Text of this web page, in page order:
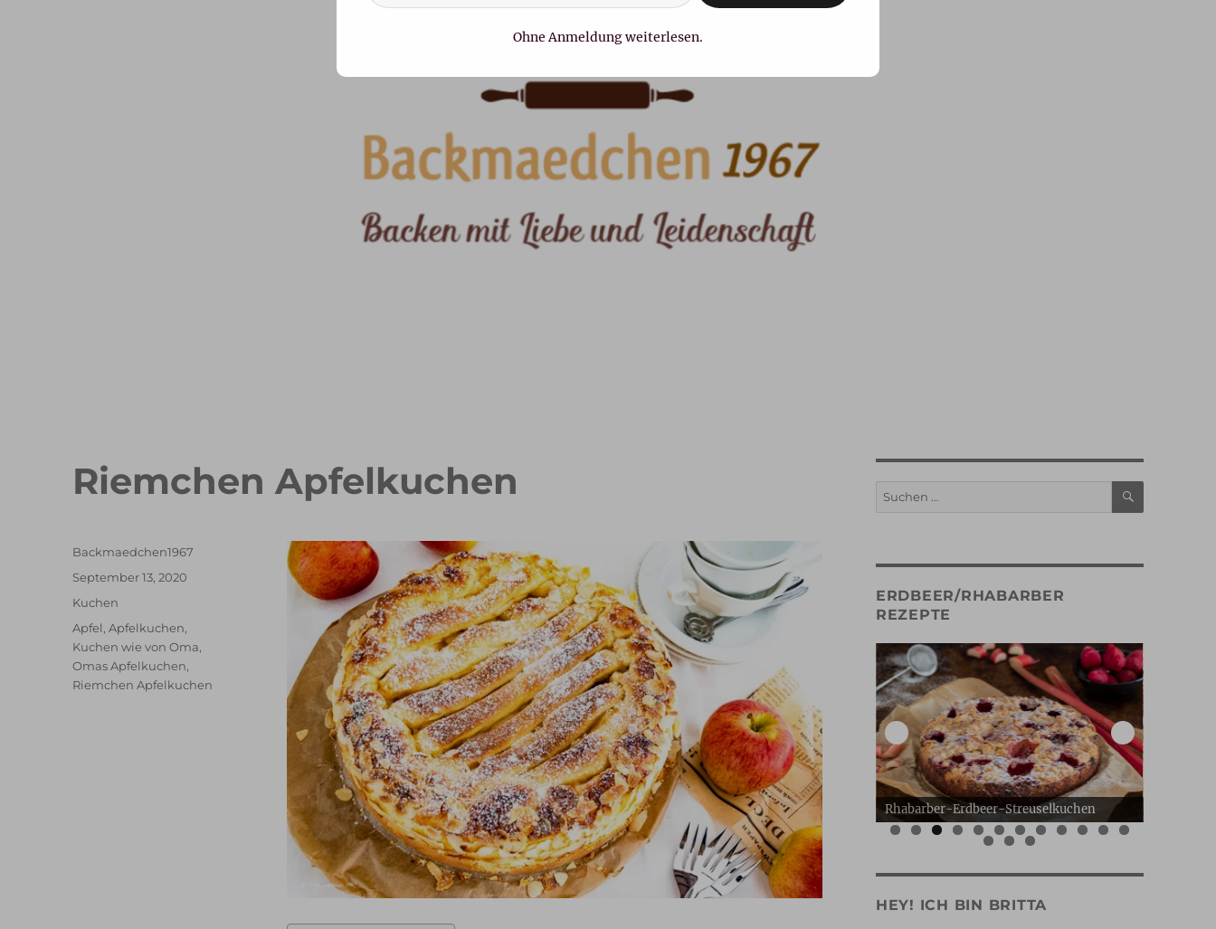
Riemchen Apfelkuchen
Autor
Backmaedchen1967
Veröffentlicht
September 13, 2020
Kategorien
Kuchen
Schlagwörter
Apfel,Apfelkuchen,
Kuchen wie von Oma,
Omas Apfelkuchen,
Riemchen Apfelkuchen
Suche
SUCHEN
ERDBEER/RHABARBER
REZEPTE
schneller Waffelkuchen mit Erdbeeren Erdbeer Tiramisu Torte Rhabarber-Erdbeer-Streuselkuchen Erdbeer Gugelhupf
0
1 2
3 4 5
HEY! ICH BIN BRITTA
Ohne Anmeldung weiterlesen.